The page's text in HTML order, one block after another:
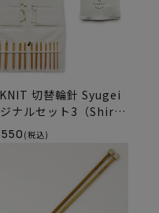
切替輪針 Syugei
ナルセット3（Shirot
(税込)